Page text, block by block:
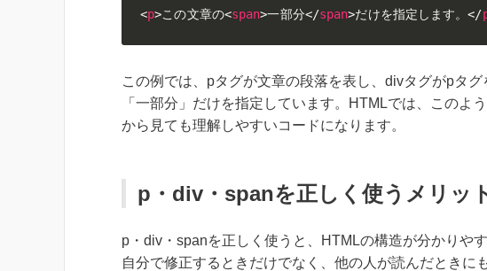
<p>この文章の<span>一部分</span>だけを指定します。</
この例では、pタグが文章の段落を表し、divタグがpタ
「一部分」だけを指定しています。HTMLでは、このよ
から見ても理解しやすいコードになります。
p・div・spanを正しく使うメリッ
p・div・spanを正しく使うと、HTMLの構造が分かりや
自分で修正するときだけでなく、他の人が読んだときに